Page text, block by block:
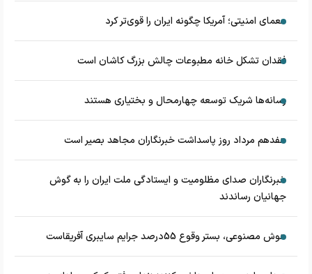
معمای امنیتی؛ آمریکا چگونه ایران را قوی‌تر کرد
فقدان تشکل خانه مطبوعات چالش بزرگ کاشان است
رسانه‌ها شریک توسعه چهارمحال و بختیاری هستند
هفدهم مرداد روز پاسداشت خبرنگاران مجاهد بصیر است
خبرنگاران صدای مظلومیت و ایستادگی ملت ایران را به گوش
جهانیان رساندند
هوش مصنوعی، بستر وقوع 55درصد جرایم سایبری آفریقاست